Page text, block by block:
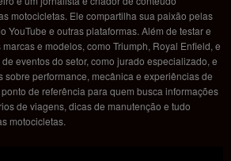
motocicletas. Ele compartilha sua paixão pelas
YouTube e outras plataformas. Além de testar e
e modelos, como Triumph, Royal Enfield, e
eventos do setor, como jurado especializado, e
sobre performance, mecânica e experiências de
de referência para quem busca informações
de viagens, dicas de manutenção e tudo
motocicletas.